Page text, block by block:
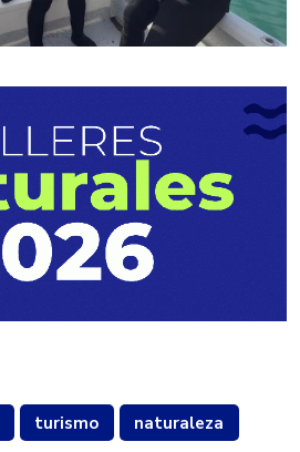
turismo
naturaleza